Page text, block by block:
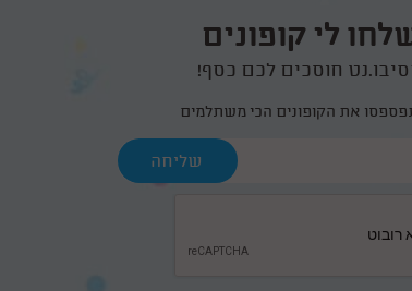
לי קופונים
חוסכים לכם כסף!
את הקופונים הכי משתלמים